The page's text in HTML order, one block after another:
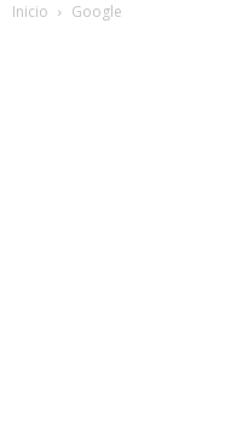
Inicio Google